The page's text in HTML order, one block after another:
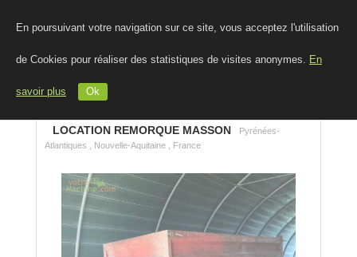
En poursuivant votre navigation sur ce site, vous acceptez l'utilisation
de Cookies pour réaliser des statistiques de visites anonymes. En
savoir plus Ok
LOCATION REMORQUE MASSON
Pyrénées-
Atlantiques , Nouvelle-Aquitaine , France